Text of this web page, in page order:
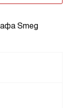
Smeg